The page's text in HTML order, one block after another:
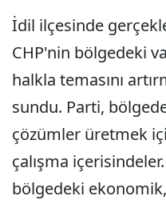
İdil ilçesinde
CHP'nin bölgedeki
halkla temasını
sundu. Parti,
çözümler üretmek
çalışma
bölgedeki